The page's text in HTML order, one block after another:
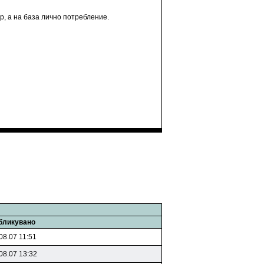
а на база лично потребление.
11:51
13:32